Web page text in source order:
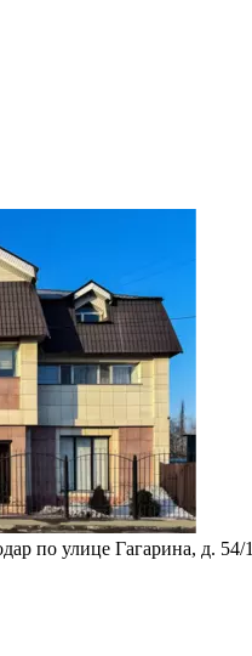
по улице Гагарина, д. 54/1